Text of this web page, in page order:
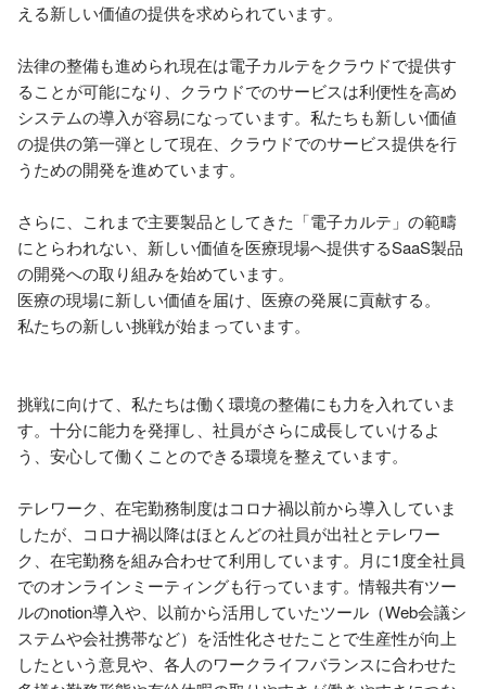
える新しい価値の提供を求められています。
法律の整備も進められ現在は電子カルテをクラウドで提供す
ることが可能になり、クラウドでのサービスは利便性を高め
システムの導入が容易になっています。私たちも新しい価値
の提供の第一弾として現在、クラウドでのサービス提供を行
うための開発を進めています。
さらに、これまで主要製品としてきた「電子カルテ」の範疇
にとらわれない、新しい価値を医療現場へ提供するSaaS製品
の開発への取り組みを始めています。
医療の現場に新しい価値を届け、医療の発展に貢献する。
私たちの新しい挑戦が始まっています。
挑戦に向けて、私たちは働く環境の整備にも力を入れていま
す。十分に能力を発揮し、社員がさらに成長していけるよ
う、安心して働くことのできる環境を整えています。
テレワーク、在宅勤務制度はコロナ禍以前から導入していま
したが、コロナ禍以降はほとんどの社員が出社とテレワー
ク、在宅勤務を組み合わせて利用しています。月に1度全社員
でのオンラインミーティングも行っています。情報共有ツー
ルのnotion導入や、以前から活用していたツール（Web会議シ
ステムや会社携帯など）を活性化させたことで生産性が向上
したという意見や、各人のワークライフバランスに合わせた